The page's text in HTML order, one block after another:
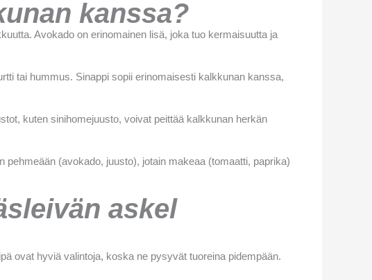
kanssa?
Avokado on erinomainen lisä, joka tuo kermaisuutta ja
tai hummus. Sinappi sopii erinomaisesti kalkkunan kanssa,
kuten sinihomejuusto, voivat peittää kalkkunan herkän
(avokado, juusto), jotain makeaa (tomaatti, paprika)
askel
ovat hyviä valintoja, koska ne pysyvät tuoreina pidempään.